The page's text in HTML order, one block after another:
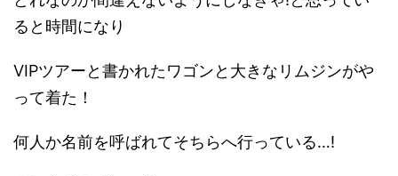
ると時間になり
VIPツアーと書かれたワゴンと大きなリムジンがや
って着た！
何人か名前を呼ばれてそちらへ行っている…!